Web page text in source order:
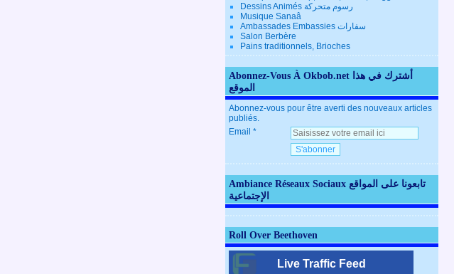
Dessins Animés رسوم متحركة
Musique Sanaâ
Ambassades Embassies سفارات
Salon Berbère
Pains traditionnels, Brioches
Abonnez-Vous À Okbob.net أشترك في هذا
الموقع
Abonnez-vous pour être averti des nouveaux articles
publiés.
Email
Ambiance Réseaux Sociaux تابعونا على المواقع
الإجتماعية
Roll Over Beethoven
Live Traffic Feed